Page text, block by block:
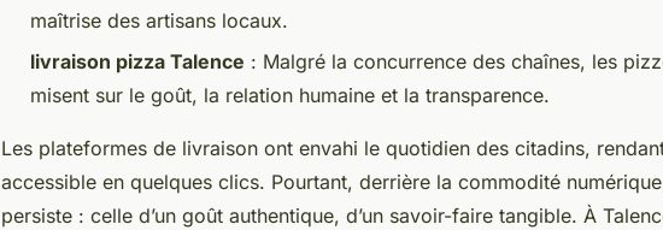
maîtrise des artisans locaux.
livraison pizza Talence : Malgré la concurrence des chaînes, les
misent sur le goût, la relation humaine et la transparence.
Les plateformes de livraison ont envahi le quotidien des citadins,
accessible en quelques clics. Pourtant, derrière la commodité
persiste : celle d’un goût authentique, d’un savoir-faire tangible. À